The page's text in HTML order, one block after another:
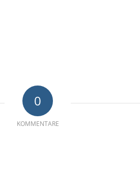
0
KOMMENTARE